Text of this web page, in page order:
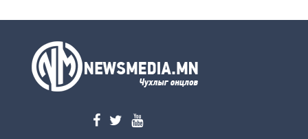
2026-08-5
2026-08-5